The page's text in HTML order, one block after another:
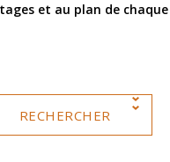
et au plan de chaque
RECHERCHER